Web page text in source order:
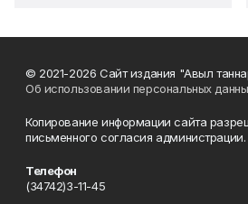
© 2021-2026 Сайт издания "Авыл
Об использовании персональных
Копирование информации сайта
письменного согласия администрации.
Телефон
(34742)3-11-45